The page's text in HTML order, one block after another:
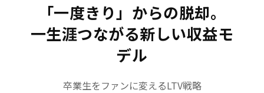
「一度きり」からの脱却。
一生涯つながる新しい収益モ
デル
卒業生をファンに変えるLTV戦略